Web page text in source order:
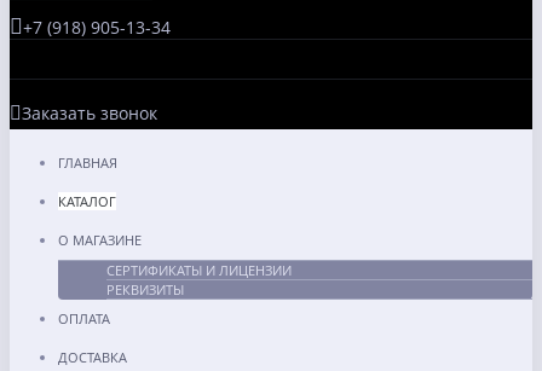
+7 (918) 905-13-34
Заказать звонок
ГЛАВНАЯ
КАТАЛОГ
О МАГАЗИНЕ
СЕРТИФИКАТЫ И ЛИЦЕНЗИИ
РЕКВИЗИТЫ
ОПЛАТА
ДОСТАВКА